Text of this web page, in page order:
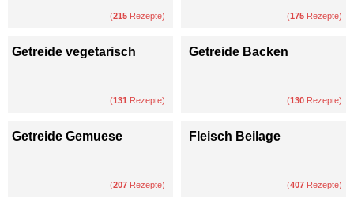
(215 Rezepte) (175 Rezepte)
Getreide vegetarisch
(131 Rezepte)
Getreide Backen
(130 Rezepte)
Getreide Gemuese
(207 Rezepte)
Fleisch Beilage
(407 Rezepte)